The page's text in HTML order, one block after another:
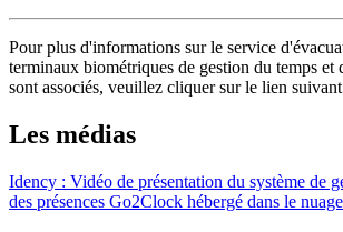
Pour plus d'informations sur le service
terminaux biométriques de gestion du temps et
sont associés, veuillez cliquer sur le lien suivant
Les médias
Idency : Vidéo de présentation du système de
des présences Go2Clock hébergé dans le nuage